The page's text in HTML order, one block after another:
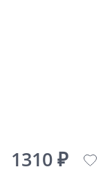
1310 ₽